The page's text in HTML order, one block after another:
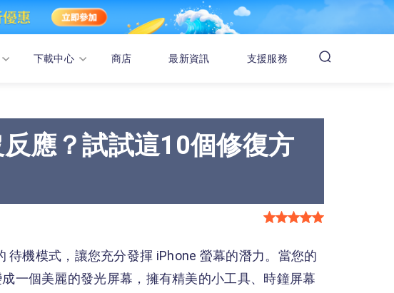
下載中心 商店 最新資訊 支援服務
應？試試這10個修復方
待機模式，讓您充分發揮 iPhone 螢幕的潛力。當您的
一個美麗的發光屏幕，擁有精美的小工具、時鐘屏幕